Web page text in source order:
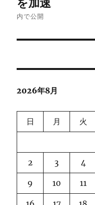
ナ
ビ
ョ
を加速
内で公開
2026年8月
日 月 火
2 3 4
9 10 11